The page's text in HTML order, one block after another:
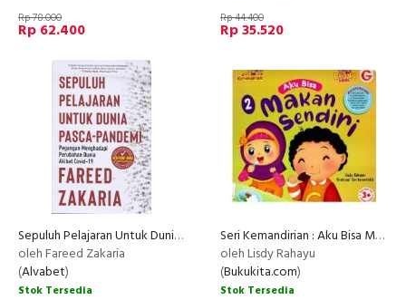
Rp 78.000
Rp 62.400
Rp 44.400
Rp 35.520
Sepuluh Pelajaran Untuk Dunia Pasca-Pandemi
oleh Fareed Zakaria
(Alvabet)
Stok Tersedia
Seri Kemandirian : Aku Bisa Makan Sendiri BK
oleh Lisdy Rahayu
(Bukukita.com)
Stok Tersedia